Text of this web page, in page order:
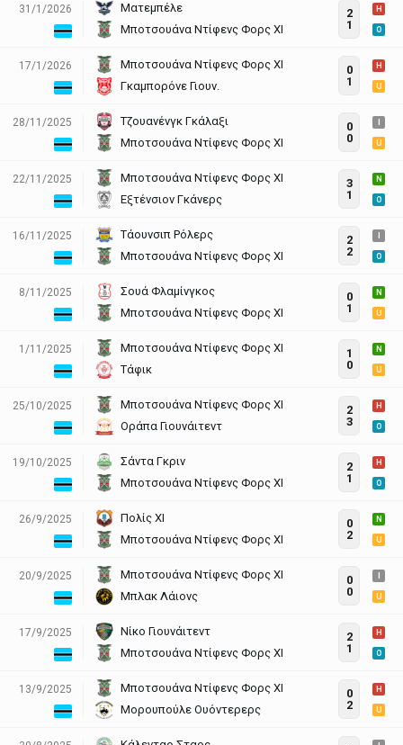
31/1/2026
Ματεμπέλε
Μποτσουάνα Ντίφενς Φορς ΧΙ
2
1
H
O
17/1/2026
Μποτσουάνα Ντίφενς Φορς ΧΙ
Γκαμπορόνε Γιουν.
0
1
H
U
28/11/2025
Τζουανένγκ Γκάλαξι
Μποτσουάνα Ντίφενς Φορς ΧΙ
0
0
U
22/11/2025
Μποτσουάνα Ντίφενς Φορς ΧΙ
Εξτένσιον Γκάνερς
3
1
N
O
16/11/2025
Τάουνσιπ Ρόλερς
Μποτσουάνα Ντίφενς Φορς ΧΙ
2
2
O
8/11/2025
Σουά Φλαμίνγκος
Μποτσουάνα Ντίφενς Φορς ΧΙ
0
1
N
U
1/11/2025
Μποτσουάνα Ντίφενς Φορς ΧΙ
Τάφικ
1
0
N
U
25/10/2025
Μποτσουάνα Ντίφενς Φορς ΧΙ
Οράπα Γιουνάιτεντ
2
3
H
O
19/10/2025
Σάντα Γκριν
Μποτσουάνα Ντίφενς Φορς ΧΙ
2
1
H
O
26/9/2025
Πολίς ΧΙ
Μποτσουάνα Ντίφενς Φορς ΧΙ
0
2
N
U
20/9/2025
Μποτσουάνα Ντίφενς Φορς ΧΙ
Μπλακ Λάιονς
0
0
U
17/9/2025
Νίκο Γιουνάιτεντ
Μποτσουάνα Ντίφενς Φορς ΧΙ
2
1
H
O
13/9/2025
Μποτσουάνα Ντίφενς Φορς ΧΙ
Μορουπούλε Ουόντερερς
0
2
H
U